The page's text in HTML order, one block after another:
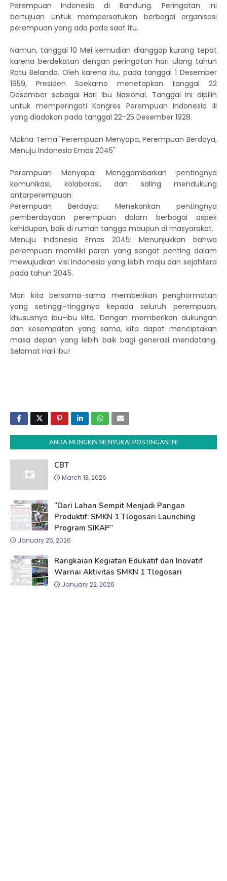
Perempuan Indonesia di Bandung. Peringatan ini
bertujuan untuk mempersatukan berbagai organisasi
perempuan yang ada pada saat itu.
Namun, tanggal 10 Mei kemudian dianggap kurang tepat
karena berdekatan dengan peringatan hari ulang tahun
Ratu Belanda. Oleh karena itu, pada tanggal 1 Desember
1959, Presiden Soekarno menetapkan tanggal 22
Desember sebagai Hari Ibu Nasional. Tanggal ini dipilih
untuk memperingati Kongres Perempuan Indonesia III
yang diadakan pada tanggal 22-25 Desember 1928.
Makna Tema "Perempuan Menyapa, Perempuan Berdaya,
Menuju Indonesia Emas 2045"
Perempuan Menyapa: Menggambarkan pentingnya
komunikasi, kolaborasi, dan saling mendukung
antarperempuan.
Perempuan Berdaya: Menekankan pentingnya
pemberdayaan perempuan dalam berbagai aspek
kehidupan, baik di rumah tangga maupun di masyarakat.
Menuju Indonesia Emas 2045: Menunjukkan bahwa
perempuan memiliki peran yang sangat penting dalam
mewujudkan visi Indonesia yang lebih maju dan sejahtera
pada tahun 2045.
Mari kita bersama-sama memberikan penghormatan
yang setinggi-tingginya kepada seluruh perempuan,
khususnya ibu-ibu kita. Dengan memberikan dukungan
dan kesempatan yang sama, kita dapat menciptakan
masa depan yang lebih baik bagi generasi mendatang.
Selamat Hari Ibu!
ANDA MUNGKIN MENYUKAI POSTINGAN INI
CBT
March 13, 2026
“Dari Lahan Sempit Menjadi Pangan
Produktif: SMKN 1 Tlogosari Launching
Program SIKAP”
January 25, 2026
Rangkaian Kegiatan Edukatif dan Inovatif
Warnai Aktivitas SMKN 1 Tlogosari
January 22, 2026